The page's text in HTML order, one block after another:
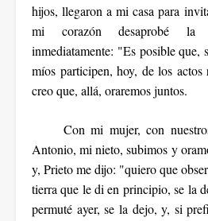
hijos, llegaron a mi casa para
mi corazón desaprobé la
inmediatamente: "Es posible
míos participen, hoy, de los
creo que, allá, oraremos juntos.
Con mi mujer, con
Antonio, mi nieto, subimos y
y, Prieto me dijo: "quiero que
tierra que le di en principio, se la
permuté ayer, se la dejo, y, si